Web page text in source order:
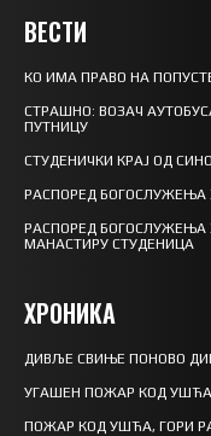
ВЕСТИ
КО ИМА ПРАВО НА
СТРАШНО: ВОЗАЧ
ПУТНИЦУ
СТУДЕНИЧКИ КРАЈ ОД
РАСПОРЕД БОГОСЛУЖЕЊА
РАСПОРЕД
МАНАСТИРУ СТУДЕНИЦА
ХРОНИКА
ДИВЉЕ СВИЊЕ ПОНОВО
УГАШЕН ПОЖАР КОД УШЋА
ПОЖАР КОД УШЋА, ГОРИ